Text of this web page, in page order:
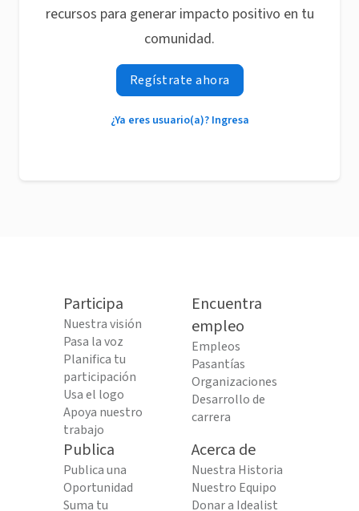
recursos para generar impacto positivo en tu
comunidad.
Regístrate ahora
¿Ya eres usuario(a)? Ingresa
Participa
Nuestra visión
Pasa la voz
Planifica tu
participación
Usa el logo
Apoya nuestro
trabajo
Encuentra
empleo
Empleos
Pasantías
Organizaciones
Desarrollo de
carrera
Publica
Publica una
Oportunidad
Suma tu
Acerca de
Nuestra Historia
Nuestro Equipo
Donar a Idealist